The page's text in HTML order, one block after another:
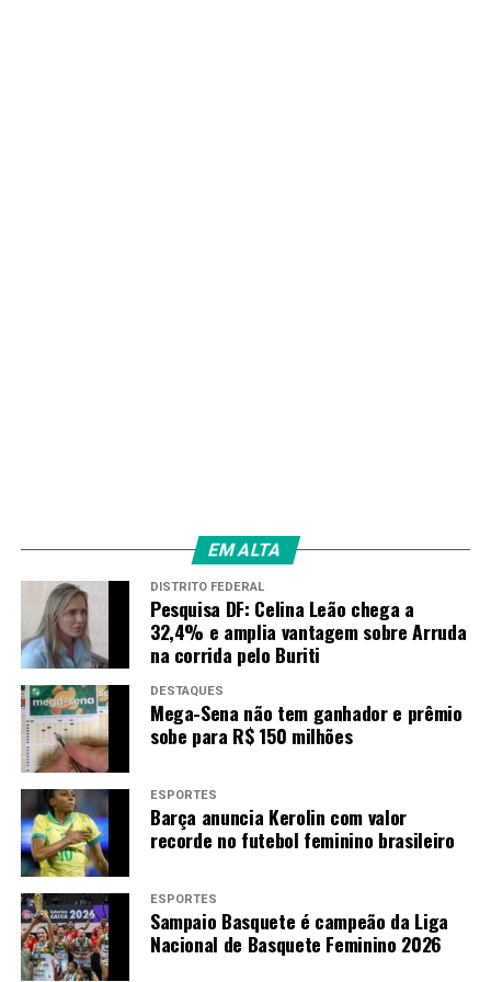
EM ALTA
DISTRITO FEDERAL
Pesquisa DF: Celina Leão chega a
32,4% e amplia vantagem sobre Arruda
na corrida pelo Buriti
DESTAQUES
Mega-Sena não tem ganhador e prêmio
sobe para R$ 150 milhões
ESPORTES
Barça anuncia Kerolin com valor
recorde no futebol feminino brasileiro
ESPORTES
Sampaio Basquete é campeão da Liga
Nacional de Basquete Feminino 2026